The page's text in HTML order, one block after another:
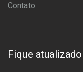
Contato
Fique atualizado